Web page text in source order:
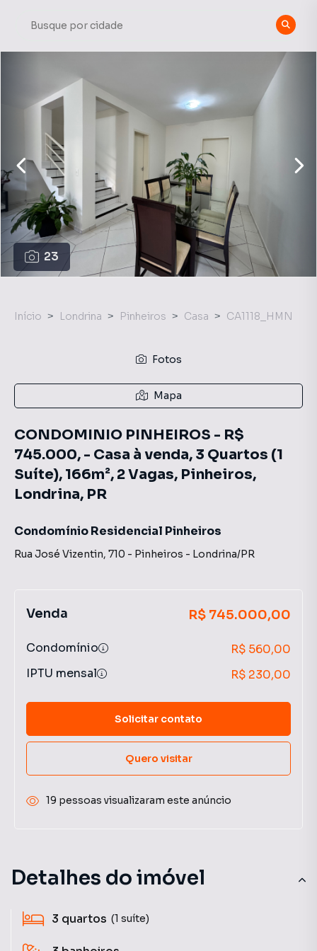
23
Detalhes do imóvel
3 quartos (1 suíte)
Início Londrina Pinheiros Casa CA1118_HMN
Fotos
Mapa
CONDOMINIO PINHEIROS - R$
745.000, - Casa à venda, 3 Quartos (1
Suíte), 166m², 2 Vagas, Pinheiros,
Londrina, PR
Condomínio Residencial Pinheiros
Rua José Vizentin, 710 - Pinheiros - Londrina/PR
Venda R$ 745.000,00
Condomínio
R$ 560,00
IPTU mensal
R$ 230,00
Solicitar contato
Quero visitar
19 pessoas visualizaram este anúncio